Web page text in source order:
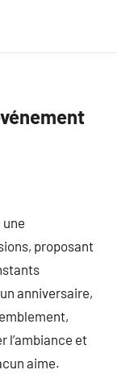
proposant
anniversaire,
l’ambiance et
aime.